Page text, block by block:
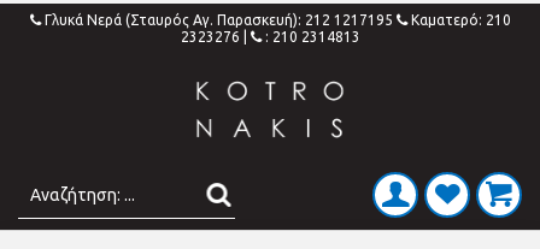
Γλυκά Νερά (Σταυρός Αγ. Παρασκευή): 212 1217195
Καματερό: 210
2323276
: 210 2314813